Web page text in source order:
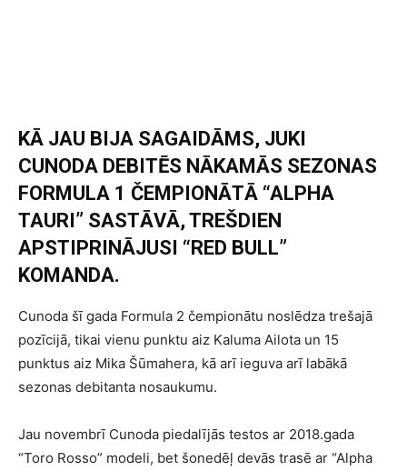
KĀ JAU BIJA SAGAIDĀMS, JUKI
CUNODA DEBITĒS NĀKAMĀS SEZONAS
FORMULA 1 ČEMPIONĀTĀ “ALPHA
TAURI” SASTĀVĀ, TREŠDIEN
APSTIPRINĀJUSI “RED BULL”
KOMANDA.
Cunoda šī gada Formula 2 čempionātu noslēdza trešajā
pozīcijā, tikai vienu punktu aiz Kaluma Ailota un 15
punktus aiz Mika Šūmahera, kā arī ieguva arī labākā
sezonas debitanta nosaukumu.
Jau novembrī Cunoda piedalījās testos ar 2018.gada
“Toro Rosso” modeli, bet šonedēļ devās trasē ar “Alpha